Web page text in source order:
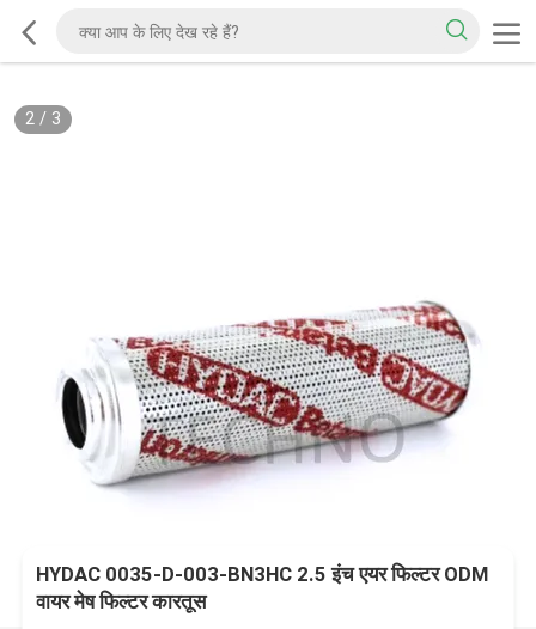
2/ 3
HYDAC 0035-D-003-BN3HC 2.5 इंच एयर फिल्टर ODM
वायर मेष फिल्टर कारतूस